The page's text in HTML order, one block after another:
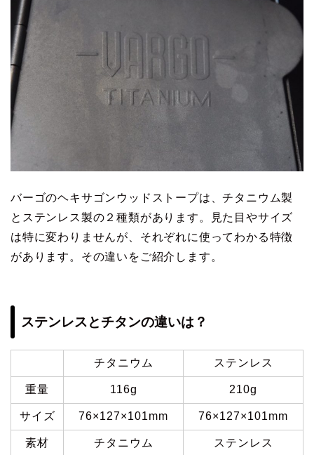
バーゴのヘキサゴンウッドストープは、チタニウム製
とステンレス製の２種類があります。見た目やサイズ
は特に変わりませんが、それぞれに使ってわかる特徴
があります。その違いをご紹介します。
ステンレスとチタンの違いは？
チタニウム ステンレス
重量 116g 210g
サイズ 76×127×101mm 76×127×101mm
素材 チタニウム ステンレス